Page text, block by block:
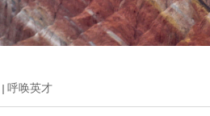
党政联席会议纪要
人力资源会议纪要
办事指南
年度考核
下载专区
科研
地科
呼唤英才